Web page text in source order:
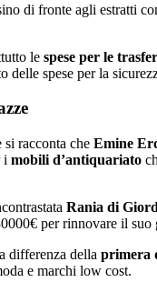
di fronte agli estratti
le spese per le
spese per la
racconta che Emine
i mobili d’antiquariato
Rania di
per rinnovare il
differenza della primera
e marchi low cost.